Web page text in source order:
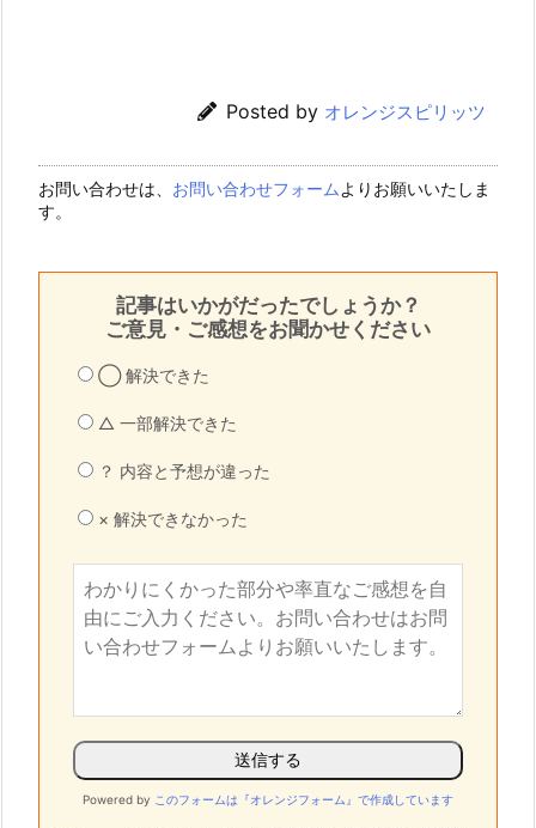
Posted by オレンジスピリッツ
お問い合わせは、 お問い合わせフォーム よりお願いいたしま
す。
記事はいかがだったでしょうか？
ご意見・ご感想をお聞かせください
◯ 解決できた
△ 一部解決できた
？ 内容と予想が違った
× 解決できなかった
Powered by このフォームは『オレンジフォーム』で作成しています